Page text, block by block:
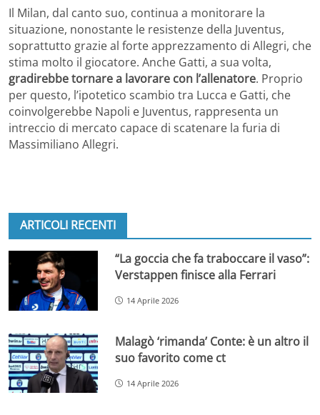
Il Milan, dal canto suo, continua a monitorare la
situazione, nonostante le resistenze della Juventus,
soprattutto grazie al forte apprezzamento di Allegri, che
stima molto il giocatore. Anche Gatti, a sua volta,
gradirebbe tornare a lavorare con l’allenatore. Proprio
per questo, l’ipotetico scambio tra Lucca e Gatti, che
coinvolgerebbe Napoli e Juventus, rappresenta un
intreccio di mercato capace di scatenare la furia di
Massimiliano Allegri.
ARTICOLI RECENTI
“La goccia che fa traboccare il vaso”:
Verstappen finisce alla Ferrari
14 Aprile 2026
Malagò ‘rimanda’ Conte: è un altro il
suo favorito come ct
14 Aprile 2026